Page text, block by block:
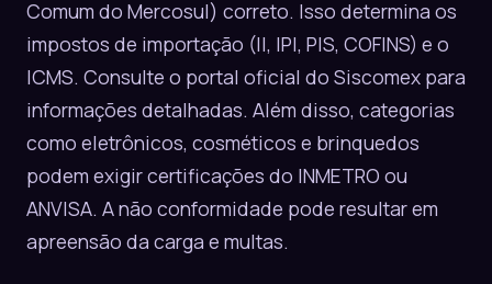
Comum do Mercosul) correto. Isso determina os
impostos de importação (II, IPI, PIS, COFINS) e o
ICMS. Consulte o portal oficial do Siscomex para
informações detalhadas. Além disso, categorias
como eletrônicos, cosméticos e brinquedos
podem exigir certificações do INMETRO ou
ANVISA. A não conformidade pode resultar em
apreensão da carga e multas.